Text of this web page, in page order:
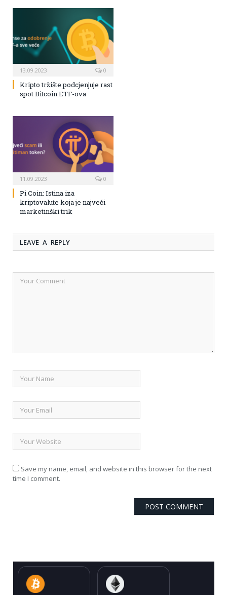
13.09.2023 0
Kripto tržište podcjenjuje rast
spot Bitcoin ETF-ova
11.09.2023 0
Pi Coin: Istina iza
kriptovalute koja je najveći
marketinški trik
LEAVE A REPLY
Save my name, email, and website in this browser for the next
time I comment.